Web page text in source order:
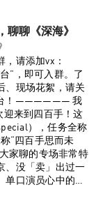
聊聊《深海》
请添加vx：
”，即可入群。了
、现场花絮，请关
台！—————— 我
来到四百手！这
），任务全称
“四百手思而未
家聊的专场非常特
、没「卖」出过一
单口演员心中的必